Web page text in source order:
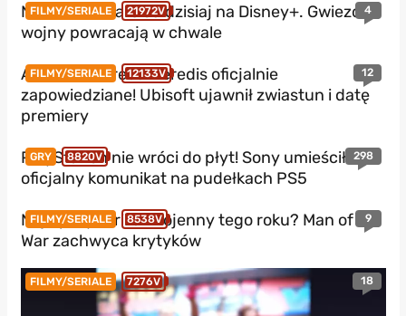
FILMY/SERIALE 21972V 4
Nowe Star Wars od dzisiaj na Disney+. Gwiezdne
wojny powracają w chwale
FILMY/SERIALE 12133V 12
Assassin’s Creed Heredis oficjalnie
zapowiedziane! Ubisoft ujawnił zwiastun i datę
premiery
GRY 8820V 298
PlayStation nie wróci do płyt! Sony umieściło
oficjalny komunikat na pudełkach PS5
FILMY/SERIALE 8538V 9
Najlepszy thriller wojenny tego roku? Man of
War zachwyca krytyków
FILMY/SERIALE 7276V 18